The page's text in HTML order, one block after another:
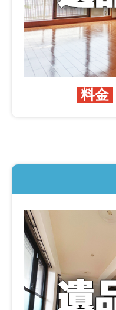
料金